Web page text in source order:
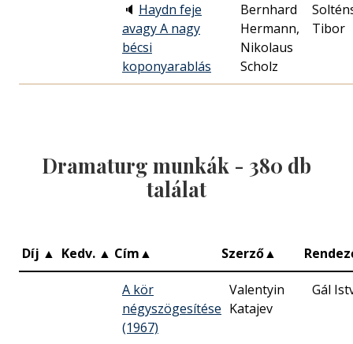
🔈 Haydn feje
avagy A nagy
bécsi
koponyarablás
Bernhard
Hermann,
Nikolaus
Scholz
Tibor
Dramaturg munkák - 380 db
találat
Díj ▲ Kedv. ▲ Cím▲ Szerző▲
A kör
négyszögesítése
(1967)
Valentyin
Katajev
Gál